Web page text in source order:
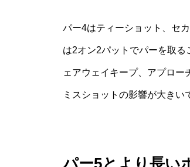
パー4はティーショット、セ
は2オン2パットでパーを取
ェアウェイキープ、アプロー
ミスショットの影響が大きい
パー5とより長い